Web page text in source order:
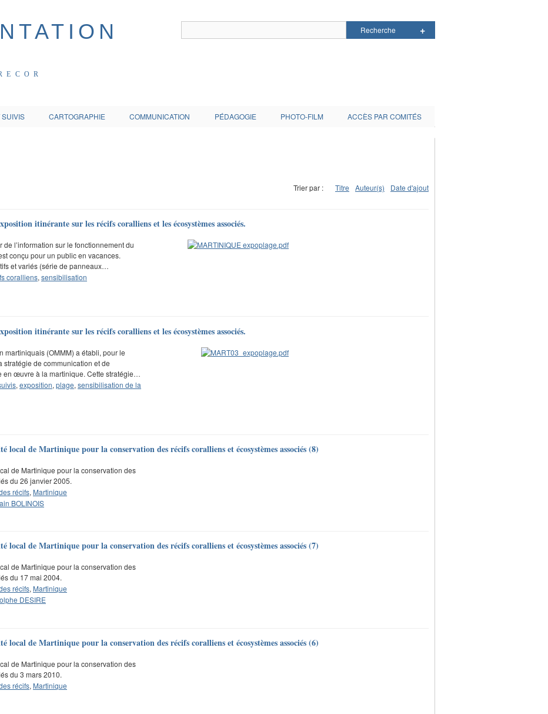
CARTOGRAPHIE COMMUNICATION PÉDAGOGIE PHOTO-FILM ACCÈS PAR COMITÉS
Trier par : Titre Auteur(s) Date d'ajout
itinérante sur les récifs coralliens et les écosystèmes associés.
l’information sur le fonctionnement du
conçu pour un public en vacances.
et variés (série de panneaux…
coralliens, sensibilisation
itinérante sur les récifs coralliens et les écosystèmes associés.
martiniquais (OMMM) a établi, pour le
de communication et de
en œuvre à la martinique. Cette stratégie…
, exposition, plage, sensibilisation de la
local de Martinique pour la conservation des récifs coralliens et écosystèmes associés (8)
de Martinique pour la conservation des
du 26 janvier 2005.
récifs, Martinique
BOLINOIS
local de Martinique pour la conservation des récifs coralliens et écosystèmes associés (7)
de Martinique pour la conservation des
du 17 mai 2004.
récifs, Martinique
DESIRE
local de Martinique pour la conservation des récifs coralliens et écosystèmes associés (6)
de Martinique pour la conservation des
du 3 mars 2010.
récifs, Martinique